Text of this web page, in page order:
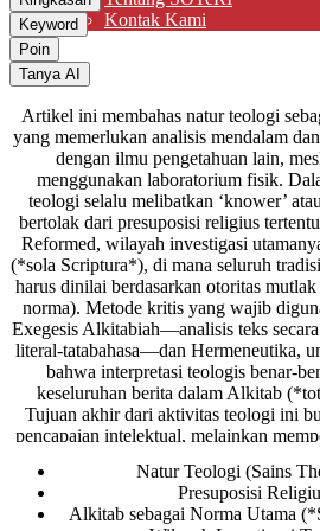
Kontak Kami
Partisipasi
Keyword
Poin
Tanya AI
Artikel ini membahas natur teologi
yang memerlukan analisis mendalam
dengan ilmu pengetahuan lain,
menggunakan laboratorium fisik.
teologi selalu melibatkan ‘knower’
bertolak dari presuposisi religius
Reformed, wilayah investigasi
(*sola Scriptura*), di mana seluruh
harus dinilai berdasarkan otoritas
norma). Metode kritis yang wajib
Exegesis Alkitabiah—analisis teks
literal-tatabahasa—dan Hermeneutika,
bahwa interpretasi teologis benar-
keseluruhan berita dalam Alkitab
Tujuan akhir dari aktivitas teologi ini
pencapaian intelektual, melainkan
menjalani hidup sesuai dengan
diwahyukan.
Natur Teologi (Sains
Presuposisi
Alkitab sebagai Norma Utama